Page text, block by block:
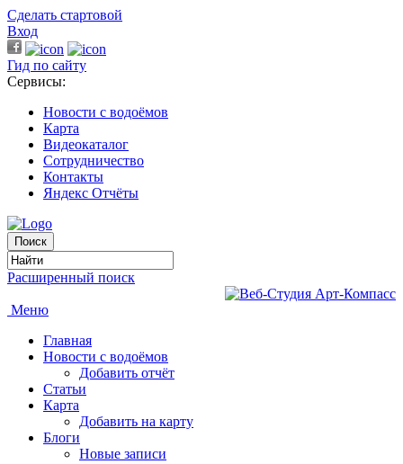
Сделать стартовой
Вход
Гид по сайту
Сервисы:
Новости с водоёмов
Карта
Видеокаталог
Сотрудничество
Контакты
Яндекс Отчёты
Расширенный поиск
Меню
Главная
Новости с водоёмов
Добавить отчёт
Статьи
Карта
Добавить на карту
Блоги
Новые записи